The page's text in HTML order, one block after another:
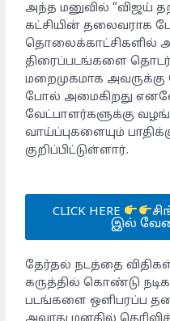
அந்த மனுவில் “விஜய்
கட்சியின் தலைவராக
தொலைக்காட்சிகளில்
திரைப்படங்களை
மறைமுகமாக அவருக்கு
போல் அமைகிறது
வேட்பாளர்களுக்கு
வாய்ப்புகளையும்
குறிப்பிட்டுள்ளார்.
CLICK HERE
இல்
தேர்தல் நடத்தை
கருத்தில் கொண்டு
படங்களை ஒளிபரப்ப